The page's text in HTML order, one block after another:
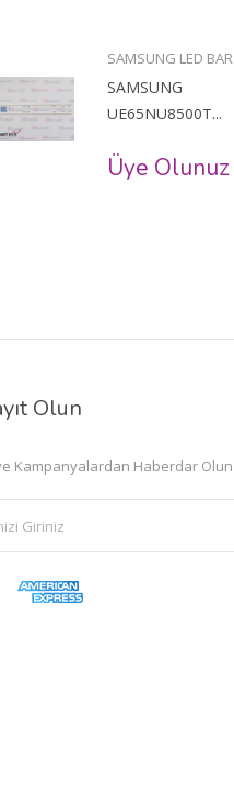
SAMSUNG LED BAR
SAMSUNG
UE65NU8500T...
Üye Olunuz
Olun
Kampanyalardan Haberdar Olun